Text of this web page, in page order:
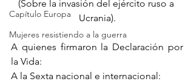
Capítulo Europa
Mujeres resistiendo a la guerra
(Sobre la invasión del ejército ruso a
Ucrania).
A quienes firmaron la Declaración por
la Vida:
A la Sexta nacional e internacional: